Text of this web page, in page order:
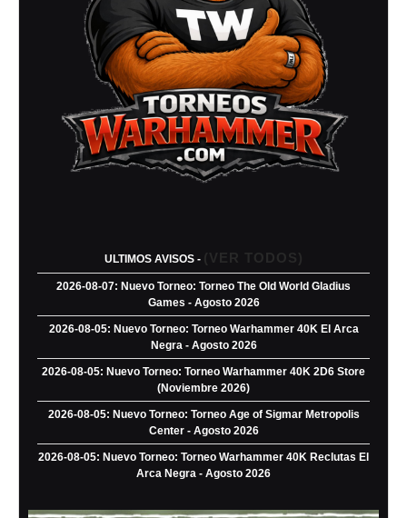
ULTIMOS AVISOS - (VER TODOS)
2026-08-07: Nuevo Torneo: Torneo The Old World Gladius
Games - Agosto 2026
2026-08-05: Nuevo Torneo: Torneo Warhammer 40K El Arca
Negra - Agosto 2026
2026-08-05: Nuevo Torneo: Torneo Warhammer 40K 2D6 Store
(Noviembre 2026)
2026-08-05: Nuevo Torneo: Torneo Age of Sigmar Metropolis
Center - Agosto 2026
2026-08-05: Nuevo Torneo: Torneo Warhammer 40K Reclutas El
Arca Negra - Agosto 2026